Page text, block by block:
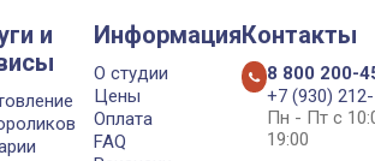
и
Информация
О студии
Цены
Оплата
FAQ
Контакты
8 800 200-
+7 (930)
Пн - Пт с
19:00